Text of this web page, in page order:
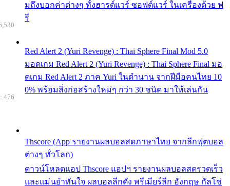
มถึงบอกค่าต่างๆ ทั้งฮารด์แวร์ ซอฟต์แวร์ ในเครื่องด้วย ฟ
รี
Red Alert 2 (Yuri Revenge) : Thai Sphere Final Mod 5.0
มอดเกม Red Alert 2 (Yuri Revenge) : Thai Sphere Final มอ
ดเกม Red Alert 2 ภาค Yuri ในตำนาน จากฝีมือคนไทย 10
0% พร้อมสิ่งก่อสร้างใหม่ๆ กว่า 30 ชนิด มาให้เล่นกัน
Thscore (App รายงานผลบอลสดภาษาไทย จากลีกฟุตบอล
ต่างๆ ทั่วโลก)
ดาวน์โหลดแอป Thscore แอปฯ รายงานผลบอลสดรวดเร็ว
และแม่นยำทันใจ ผลบอลลีกดัง พรีเมียร์ลีก อังกฤษ กัลโช่
476